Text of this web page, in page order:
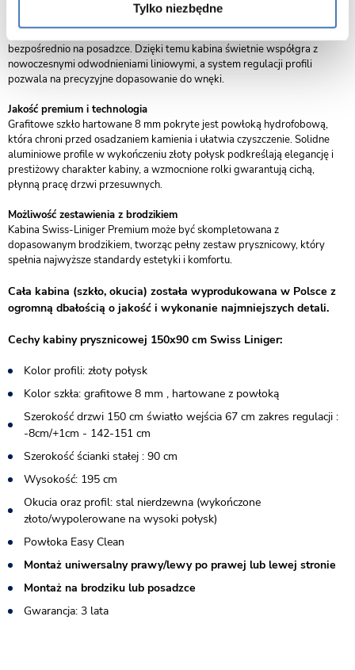
Tylko niezbędne
bezpośrednio na posadzce. Dzięki temu kabina świetnie współgra z
nowoczesnymi odwodnieniami liniowymi, a system regulacji profili
pozwala na precyzyjne dopasowanie do wnęki.
Jakość premium i technologia
Grafitowe szkło hartowane 8 mm pokryte jest powłoką hydrofobową,
która chroni przed osadzaniem kamienia i ułatwia czyszczenie. Solidne
aluminiowe profile w wykończeniu złoty połysk podkreślają elegancję i
prestiżowy charakter kabiny, a wzmocnione rolki gwarantują cichą,
płynną pracę drzwi przesuwnych.
Możliwość zestawienia z brodzikiem
Kabina Swiss-Liniger Premium może być skompletowana z
dopasowanym brodzikiem, tworząc pełny zestaw prysznicowy, który
spełnia najwyższe standardy estetyki i komfortu.
Cała kabina (szkło, okucia) została wyprodukowana w Polsce z
ogromną dbałością o jakość i wykonanie najmniejszych detali.
Cechy kabiny prysznicowej 150x90 cm Swiss Liniger:
Kolor profili: złoty połysk
Kolor szkła: grafitowe 8 mm , hartowane z powłoką
Szerokość drzwi 150 cm światło wejścia 67 cm zakres regulacji :
-8cm/+1cm - 142-151 cm
Szerokość ścianki stałej : 90 cm
Wysokość: 195 cm
Okucia oraz profil: stal nierdzewna (wykończone
złoto/wypolerowane na wysoki połysk)
Powłoka Easy Clean
Montaż uniwersalny prawy/lewy po prawej lub lewej stronie
Montaż na brodziku lub posadzce
Gwarancja: 3 lata